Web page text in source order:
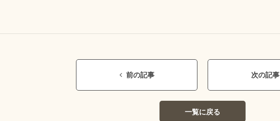
前の記事 次の記事
一覧に戻る